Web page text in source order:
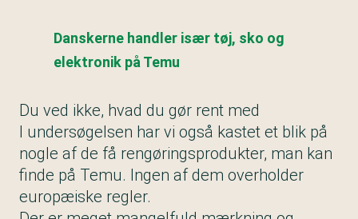
Danskerne handler især tøj, sko og
elektronik på Temu
Du ved ikke, hvad du gør rent med
I undersøgelsen har vi også kastet et blik på
nogle af de få rengøringsprodukter, man kan
finde på Temu. Ingen af dem overholder
europæiske regler.